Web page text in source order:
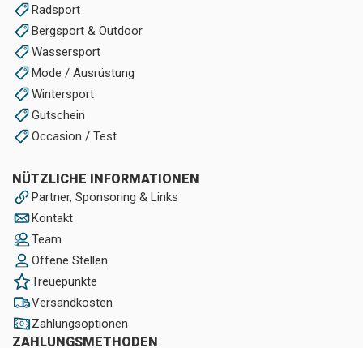
Radsport
Bergsport & Outdoor
Wassersport
Mode / Ausrüstung
Wintersport
Gutschein
Occasion / Test
NÜTZLICHE INFORMATIONEN
Partner, Sponsoring & Links
Kontakt
Team
Offene Stellen
Treuepunkte
Versandkosten
Zahlungsoptionen
ZAHLUNGSMETHODEN